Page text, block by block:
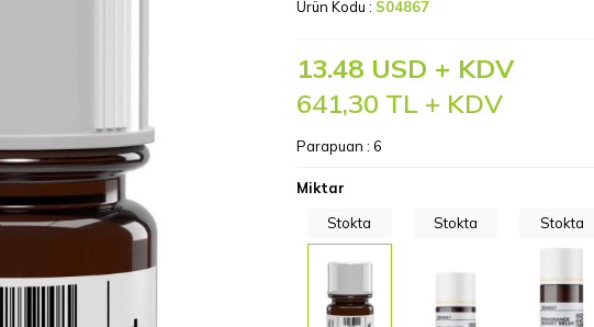
Ürün Kodu : S04867
13.48 USD + KDV
641,30 TL + KDV
Parapuan : 6
Miktar
Stokta
Stokta Stokta